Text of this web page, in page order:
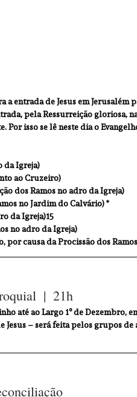
a entrada de Jesus em
pela Ressurreição gloriosa,
isso se lê neste dia o
da Igreja)
ao Cruzeiro)
dos Ramos no adro da Igreja)
no Jardim do Calvário) *
da Igreja)15
no adro da Igreja)
por causa da Procissão dos
|  21h
até ao Largo 1º de Dezembro,
Jesus – será feita pelos grupos